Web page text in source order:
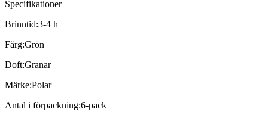
Specifikationer
Brinntid:3-4 h
Färg:Grön
Doft:Granar
Märke:Polar
Antal i förpackning:6-pack